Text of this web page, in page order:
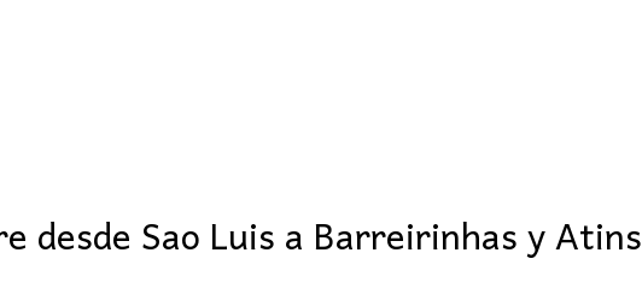
desde Sao Luis a Barreirinhas y Atins